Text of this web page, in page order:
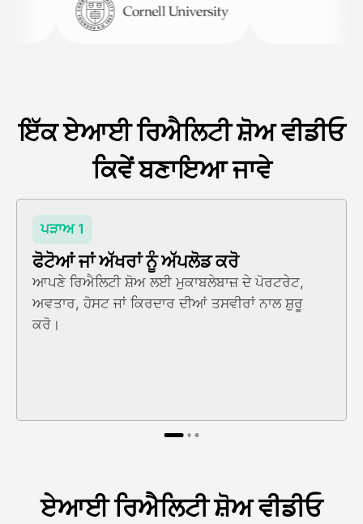
ਇੱਕ ਏਆਈ ਰਿਐਲਿਟੀ ਸ਼ੋਅ ਵੀਡੀਓ
ਕਿਵੇਂ ਬਣਾਇਆ ਜਾਵੇ
ਪੜਾਅ 1
ਫੋਟੋਆਂ ਜਾਂ ਅੱਖਰਾਂ ਨੂੰ ਅੱਪਲੋਡ ਕਰੋ
ਆਪਣੇ ਰਿਐਲਿਟੀ ਸ਼ੋਅ ਲਈ ਮੁਕਾਬਲੇਬਾਜ਼ ਦੇ ਪੋਰਟਰੇਟ,
ਅਵਤਾਰ, ਹੋਸਟ ਜਾਂ ਕਿਰਦਾਰ ਦੀਆਂ ਤਸਵੀਰਾਂ ਨਾਲ ਸ਼ੁਰੂ
ਕਰੋ।
ਏਆਈ ਰਿਐਲਿਟੀ ਸ਼ੋਅ ਵੀਡੀਓ